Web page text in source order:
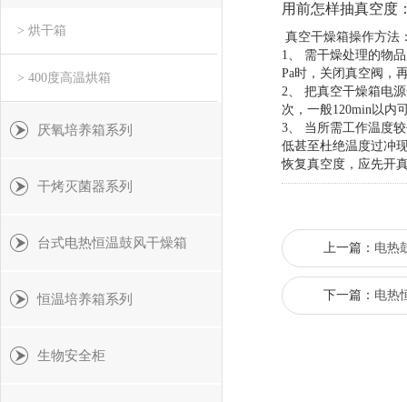
用前怎样抽真空度
真空干燥箱操作方法
1、 需干燥处理的物
Pa时，关闭真空阀，
2、 把真空干燥箱电
次，一般120min以内
3、 当所需工作温度
低甚至杜绝温度过冲
恢复真空度，应先开
上一篇： 电热
下一篇： 电热
> 烘干箱
> 400度高温烘箱
厌氧培养箱系列
干烤灭菌器系列
台式电热恒温鼓风干燥箱
恒温培养箱系列
生物安全柜